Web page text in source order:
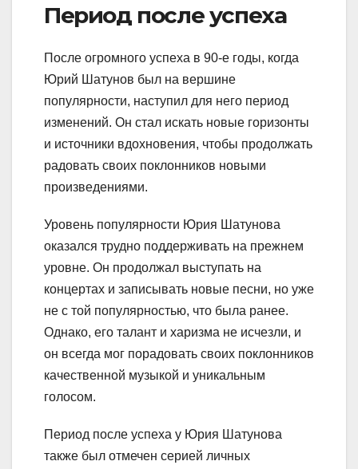
Период после успеха
После огромного успеха в 90-е годы, когда
Юрий Шатунов был на вершине
популярности, наступил для него период
изменений. Он стал искать новые горизонты
и источники вдохновения, чтобы продолжать
радовать своих поклонников новыми
произведениями.
Уровень популярности Юрия Шатунова
оказался трудно поддерживать на прежнем
уровне. Он продолжал выступать на
концертах и записывать новые песни, но уже
не с той популярностью, что была ранее.
Однако, его талант и харизма не исчезли, и
он всегда мог порадовать своих поклонников
качественной музыкой и уникальным
голосом.
Период после успеха у Юрия Шатунова
также был отмечен серией личных